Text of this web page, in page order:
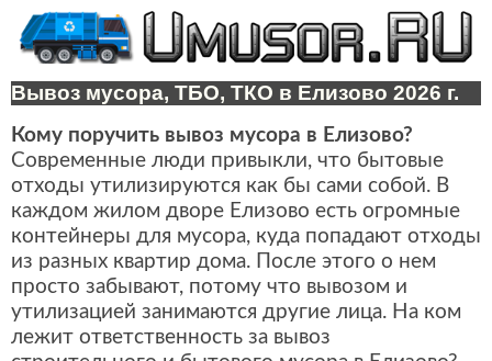
Вывоз мусора, ТБО, ТКО в Елизово 2026 г.
Кому поручить вывоз мусора в Елизово?
Современные люди привыкли, что бытовые
отходы утилизируются как бы сами собой. В
каждом жилом дворе Елизово есть огромные
контейнеры для мусора, куда попадают отходы
из разных квартир дома. После этого о нем
просто забывают, потому что вывозом и
утилизацией занимаются другие лица. На ком
лежит ответственность за вывоз